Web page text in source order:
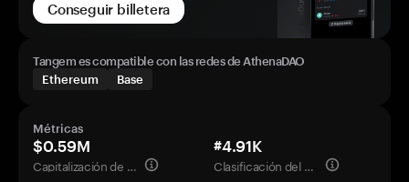
Conseguir billetera
Tangem es compatible con las redes de AthenaDAO
Ethereum
Base
Métricas
$0.59M
Capitalización de mercado
#4.91K
Clasificación del mercado